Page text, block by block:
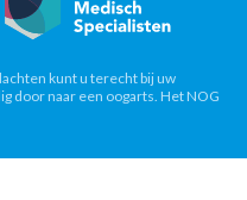
kunt u terecht bij uw
door naar een oogarts. Het NOG